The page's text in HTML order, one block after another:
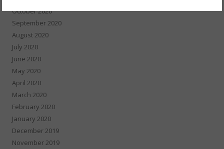
October 2020
September 2020
August 2020
July 2020
June 2020
May 2020
April 2020
March 2020
February 2020
January 2020
December 2019
November 2019